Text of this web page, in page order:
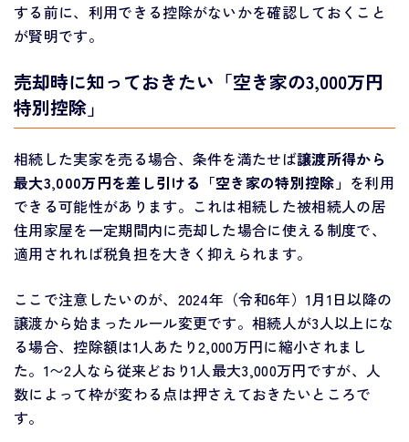
する前に、利用できる控除がないかを確認しておくこと
が賢明です。
売却時に知っておきたい「空き家の3,000万円
特別控除」
相続した実家を売る場合、条件を満たせば譲渡所得から
最大3,000万円を差し引ける「空き家の特別控除」 を利用
できる可能性があります。これは相続した被相続人の居
住用家屋を一定期間内に売却した場合に使える制度で、
適用されれば税負担を大きく抑えられます。
ここで注意したいのが、2024年（令和6年）1月1日以降の
譲渡から始まったルール変更です。相続人が3人以上にな
る場合、控除額は1人あたり2,000万円に縮小されまし
た。1〜2人なら従来どおり1人最大3,000万円ですが、人
数によって枠が変わる点は押さえておきたいところで
す。